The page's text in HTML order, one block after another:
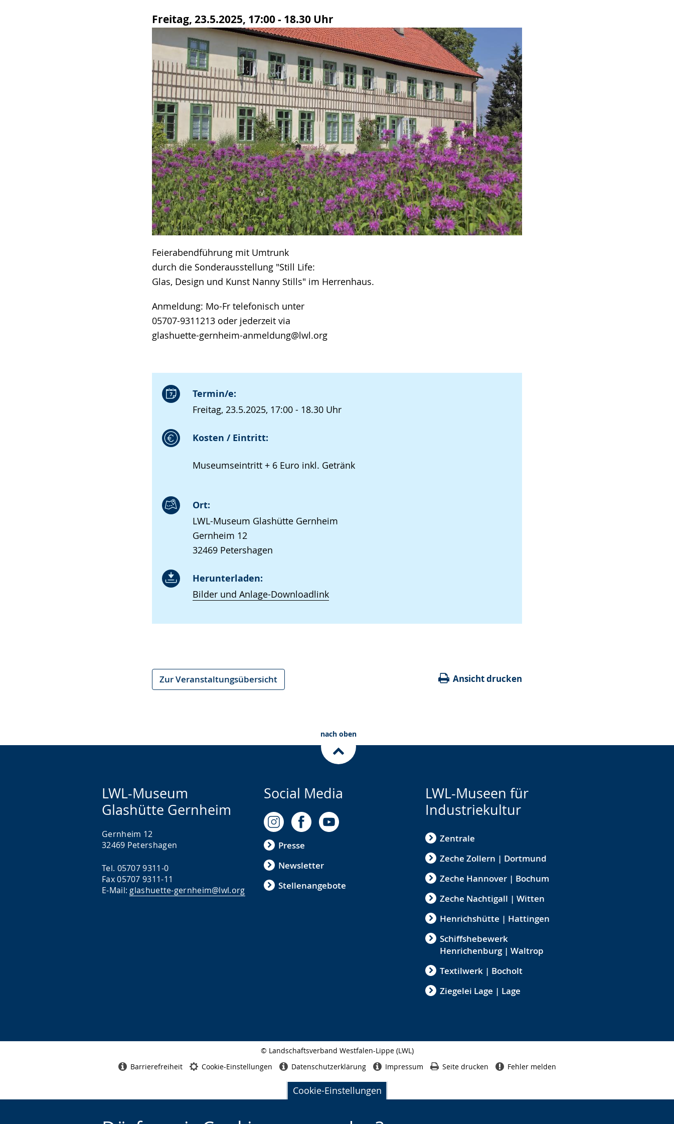
Cookie-Einstellungen
Freitag, 23.5.2025, 17:00 - 18.30 Uhr
Feierabendführung mit Umtrunk
durch die Sonderausstellung "Still Life:
Glas, Design und Kunst Nanny Stills" im Herrenhaus.
Anmeldung: Mo-Fr telefonisch unter
05707-9311213 oder jederzeit via
glashuette-gernheim-anmeldung@lwl.org
Termin/e:
Freitag, 23.5.2025, 17:00 - 18.30 Uhr
Kosten / Eintritt:
Museumseintritt + 6 Euro inkl. Getränk
Ort:
LWL-Museum Glashütte Gernheim
Gernheim 12
32469 Petershagen
Herunterladen:
Bilder und Anlage-Downloadlink
angezeigt.
Zur Veranstaltungsübersicht Ansicht drucken
nach oben
LWL-Museum
Glashütte Gernheim
Gernheim 12
32469 Petershagen
Tel. 05707 9311-0
Fax 05707 9311-11
E-Mail: glashuette-gernheim@lwl.org
Social Media
Presse
Newsletter
Stellenangebote
LWL-Museen für
Industriekultur
Zentrale
Zeche Zollern | Dortmund
Zeche Hannover | Bochum
Zeche Nachtigall | Witten
Henrichshütte | Hattingen
Schiffshebewerk
Henrichenburg | Waltrop
Textilwerk | Bocholt
Ziegelei Lage | Lage
© Landschaftsverband Westfalen-Lippe (LWL)
Barrierefreiheit Cookie-Einstellungen Datenschutzerklärung Impressum Seite drucken Fehler melden